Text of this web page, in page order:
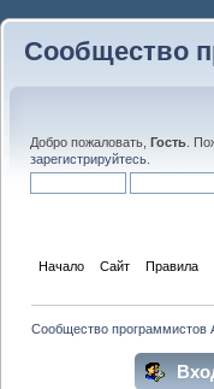
Сообщество
Добро пожаловать, Гость .
зарегистрируйтесь
Начало Сайт Правила
Сообщество программистов